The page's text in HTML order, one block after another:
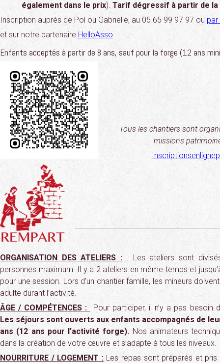
également dans le prix). Tarif dégressif à partir de
Inscription auprès de Pol ou Gabrielle, au 05 65 99 97 97 ou par
et sur notre partenaire HelloAsso
Enfants acceptés à partir de 8 ans, sauf pour la forge (12 ans
Tous les chantiers sont
missions
ORGANISATION DES ATELIERS : . Les ateliers sont
personnes maximum. Il y a 2 ateliers en même temps et
pour une session. Lors d’un chantier famille, les mineurs
adulte durant l’activité.
ÂGE / COMPÉTENCES :
Pour participer, il n’y a pas besoin
Les séjours sont ouverts aux enfants accompagnés de
ans (12 ans pour l’activité forge). Nos animateurs
dans la création de votre œuvre et s’adapte à tous les niveaux.
NOURRITURE / LOGEMENT :Les repas sont préparés et